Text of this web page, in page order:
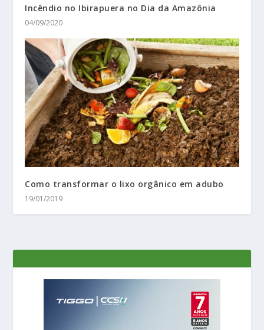
Incêndio no Ibirapuera no Dia da Amazônia
04/09/2020
Como transformar o lixo orgânico em adubo
19/01/2019